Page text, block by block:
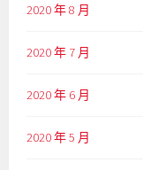
2020 年 8 月
2020 年 7 月
2020 年 6 月
2020 年 5 月